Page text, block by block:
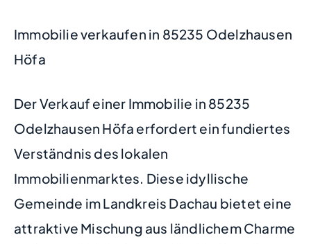
Immobilie verkaufen in 85235 Odelzhausen
Höfa
Der Verkauf einer Immobilie in 85235
Odelzhausen Höfa erfordert ein fundiertes
Verständnis des lokalen
Immobilienmarktes. Diese idyllische
Gemeinde im Landkreis Dachau bietet eine
attraktive Mischung aus ländlichem Charme